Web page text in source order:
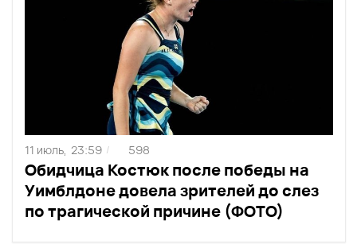
Обидчица Костюк после победы на
Уимблдоне довела зрителей до слез
по трагической причине (ФОТО)
11 июль, 23:59 / 598